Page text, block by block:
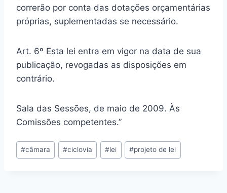
correrão por conta das dotações orçamentárias
próprias, suplementadas se necessário.
Art. 6º Esta lei entra em vigor na data de sua
publicação, revogadas as disposições em
contrário.
Sala das Sessões, de maio de 2009. Às
Comissões competentes.”
Tags
do
#câmara #ciclovia #lei #projeto de lei